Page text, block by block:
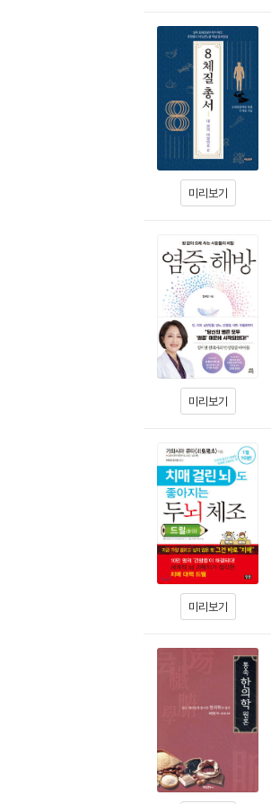
미리보기
미리보기
미리보기